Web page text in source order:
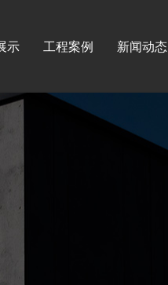
示
牌
程
刷
工程案例 新闻动态